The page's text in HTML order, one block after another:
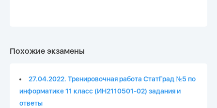
Похожие экзамены
27.04.2022. Тренировочная работа СтатГрад №5 по
информатике 11 класс (ИН2110501-02) задания и
ответы